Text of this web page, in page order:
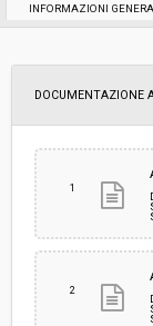
Servizi sociali:
Scelta del contraente:
Valore stimato della
Responsabile unico
INFORMAZIONI
DOCUMENTAZIONE
1
2